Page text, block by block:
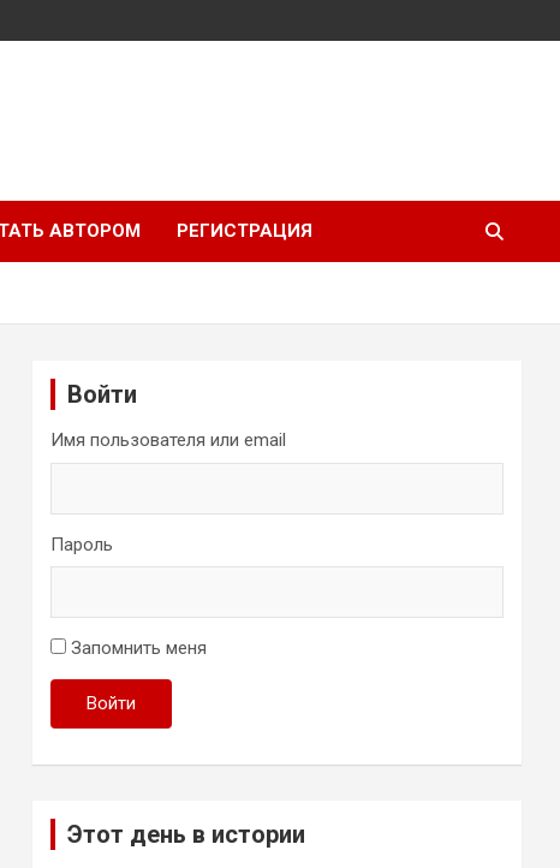
АВТОРОМ РЕГИСТРАЦИЯ
Войти
Имя пользователя или email
Пароль
Запомнить меня
Войти
Этот день в истории